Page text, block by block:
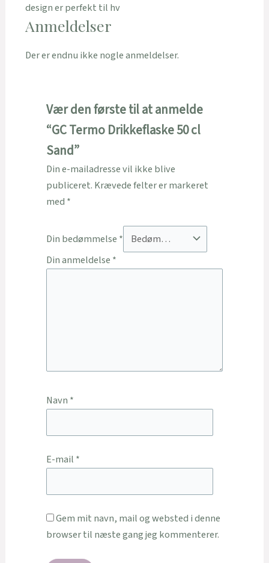
design er perfekt til hv
Anmeldelser
Der er endnu ikke nogle anmeldelser.
Vær den første til at anmelde
“GC Termo Drikkeflaske 50 cl
Sand”
Din e-mailadresse vil ikke blive
publiceret. Krævede felter er markeret
med *
Din bedømmelse *
Din anmeldelse *
Navn *
E-mail *
Gem mit navn, mail og websted i denne
browser til næste gang jeg kommenterer.